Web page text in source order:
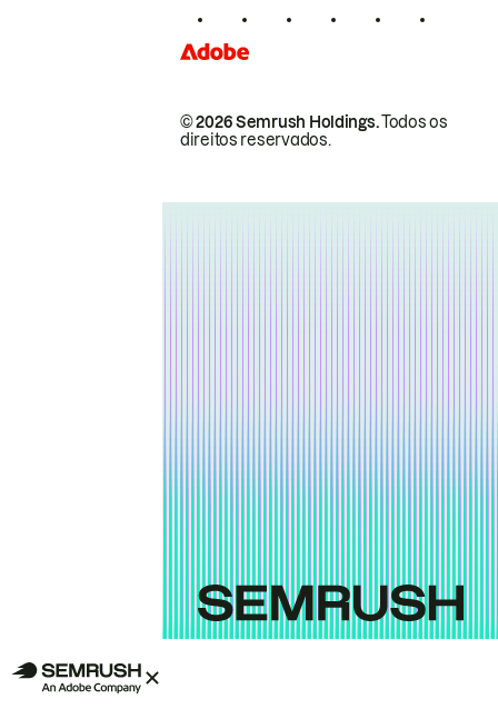
© 2026 Semrush Holdings.Todos os
direitos reservados.